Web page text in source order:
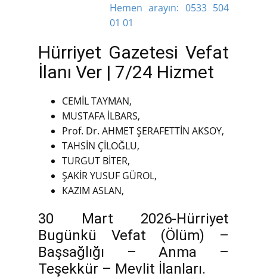
Hemen arayın: 0533 504
01 01
Hürriyet Gazetesi Vefat
İlanı Ver | 7/24 Hizmet
CEMİL TAYMAN,
MUSTAFA İLBARS,
Prof. Dr. AHMET ŞERAFETTİN AKSOY,
TAHSİN ÇİLOĞLU,
TURGUT BİTER,
ŞAKİR YUSUF GÜROL,
KAZIM ASLAN,
30 Mart 2026-Hürriyet
Bugünkü Vefat (Ölüm) –
Başsağlığı – Anma –
Teşekkür – Mevlit İlanları.